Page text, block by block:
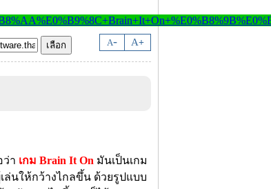
A- A+
ว่า เกม Brain It On มันเป็นเกม
นให้กว้างไกลขึ้น ด้วยรูปแบบ